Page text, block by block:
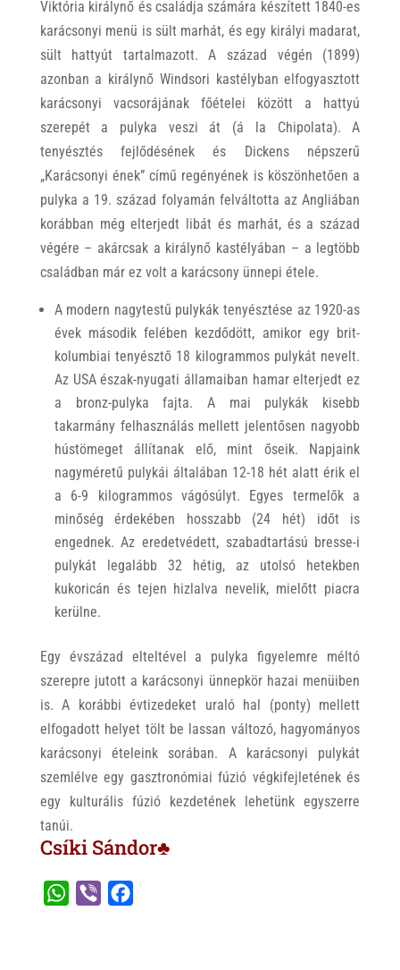
Viktória királynő és családja számára készített 1840-es
karácsonyi menü is sült marhát, és egy királyi madarat,
sült hattyút tartalmazott. A század végén (1899)
azonban a királynő Windsori kastélyban elfogyasztott
karácsonyi vacsorájának főételei között a hattyú
szerepét a pulyka veszi át (á la Chipolata). A
tenyésztés fejlődésének és Dickens népszerű
„Karácsonyi ének” című regényének is köszönhetően a
pulyka a 19. század folyamán felváltotta az Angliában
korábban még elterjedt libát és marhát, és a század
végére – akárcsak a királynő kastélyában – a legtöbb
családban már ez volt a karácsony ünnepi étele.
A modern nagytestű pulykák tenyésztése az 1920-as
évek második felében kezdődött, amikor egy brit-
kolumbiai tenyésztő 18 kilogrammos pulykát nevelt.
Az USA észak-nyugati államaiban hamar elterjedt ez
a bronz-pulyka fajta. A mai pulykák kisebb
takarmány felhasználás mellett jelentősen nagyobb
hústömeget állítanak elő, mint őseik. Napjaink
nagyméretű pulykái általában 12-18 hét alatt érik el
a 6-9 kilogrammos vágósúlyt. Egyes termelők a
minőség érdekében hosszabb (24 hét) időt is
engednek. Az eredetvédett, szabadtartású bresse-i
pulykát legalább 32 hétig, az utolsó hetekben
kukoricán és tejen hizlalva nevelik, mielőtt piacra
kerülne.
Egy évszázad elteltével a pulyka figyelemre méltó
szerepre jutott a karácsonyi ünnepkör hazai menüiben
is. A korábbi évtizedeket uraló hal (ponty) mellett
elfogadott helyet tölt be lassan változó, hagyományos
karácsonyi ételeink sorában. A karácsonyi pulykát
szemlélve egy gasztronómiai fúzió végkifejletének és
egy kulturális fúzió kezdetének lehetünk egyszerre
tanúi.
Csíki Sándor♣